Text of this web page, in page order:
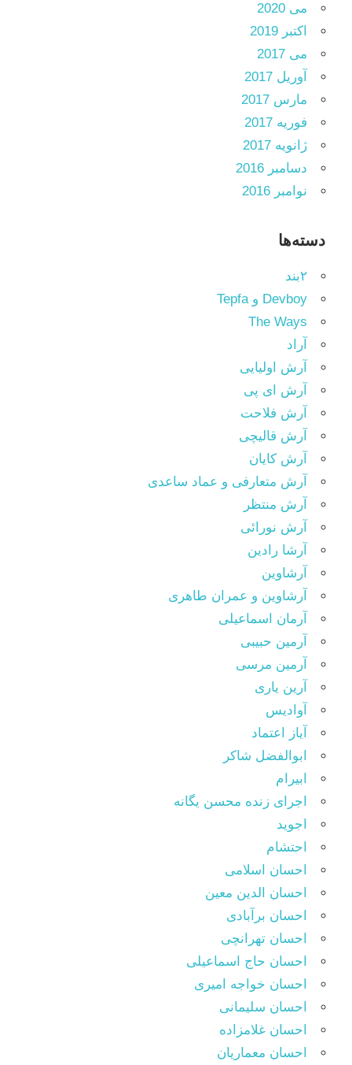
می 2020
اکتبر 2019
می 2017
آوریل 2017
مارس 2017
فوریه 2017
ژانویه 2017
دسامبر 2016
نوامبر 2016
دسته‌ها
۲بند
Devboy و Tepfa
The Ways
آراد
آرش اولیایی
آرش ای پی
آرش فلاحت
آرش قالیچی
آرش کایان
آرش متعارفی و عماد ساعدی
آرش منتظر
آرش نورائی
آرشا رادین
آرشاوین
آرشاوین و عمران طاهری
آرمان اسماعیلی
آرمین حبیبی
آرمین مرسی
آرین یاری
آوادیس
آیاز اعتماد
ابوالفضل شاکر
ابیرام
اجرای زنده محسن یگانه
اجوید
احتشام
احسان اسلامی
احسان الدین معین
احسان برآبادی
احسان تهرانچی
احسان حاج اسماعیلی
احسان خواجه امیری
احسان سلیمانی
احسان غلامزاده
احسان معماریان